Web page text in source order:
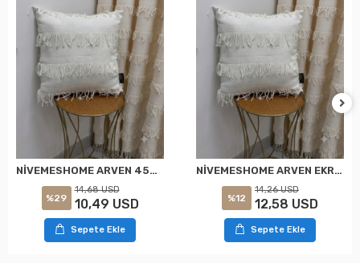
NİVEMESHOME ARVEN 45X45 EKRU KIRLENT KILIFI
%29
14,68 USD
10,49 USD
Sepete Ekle
NİVEMESHOME ARVEN EKRU 45X45 DOLGULU KIRLENT KILIFI
%12
14,26 USD
12,58 USD
Sepete Ekle